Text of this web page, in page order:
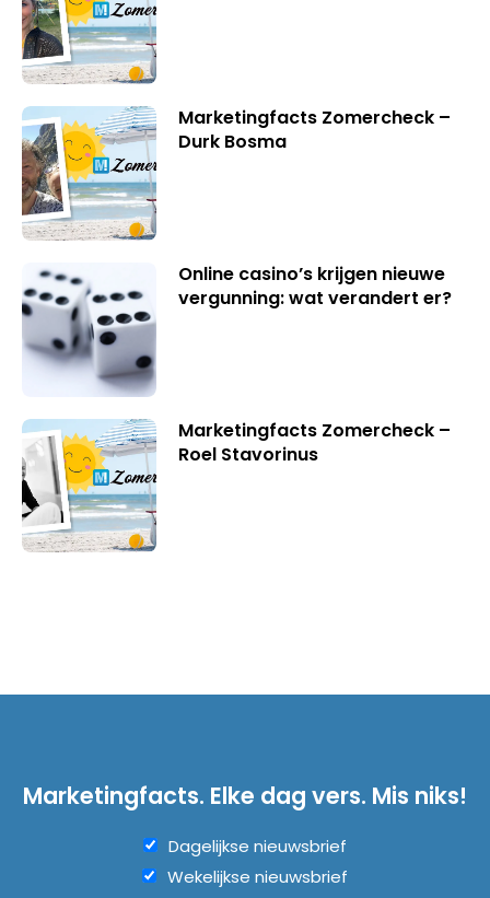
Marketingfacts Zomercheck –
Durk Bosma
Online casino’s krijgen nieuwe
vergunning: wat verandert er?
Marketingfacts Zomercheck –
Roel Stavorinus
Marketingfacts. Elke dag vers. Mis niks!
Dagelijkse nieuwsbrief
Wekelijkse nieuwsbrief